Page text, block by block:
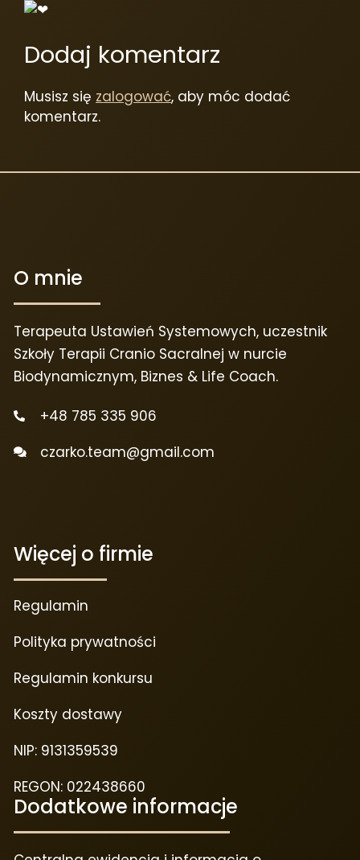
Dodaj komentarz
Musisz się zalogować, aby móc dodać
komentarz.
O mnie
Terapeuta Ustawień Systemowych, uczestnik
Szkoły Terapii Cranio Sacralnej w nurcie
Biodynamicznym, Biznes & Life Coach.
+48 785 335 906
czarko.team@gmail.com
Więcej o firmie
Regulamin
Polityka prywatności
Regulamin konkursu
Koszty dostawy
NIP: 9131359539
REGON: 022438660
Dodatkowe informacje